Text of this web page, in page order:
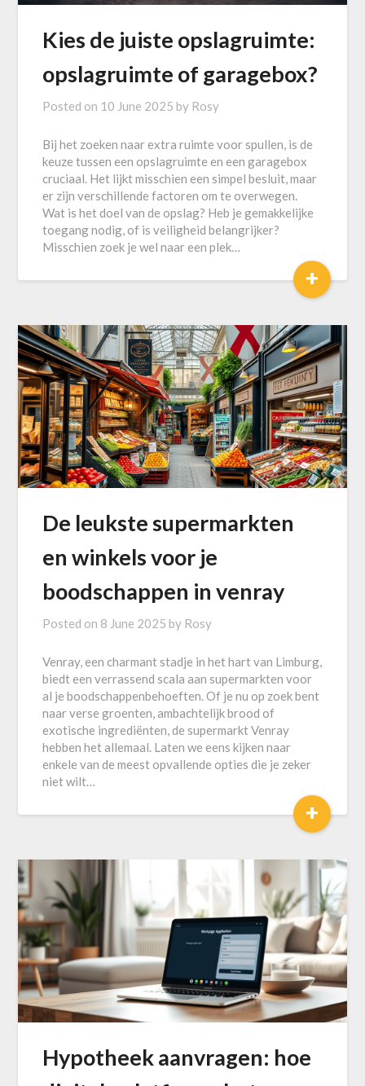
Kies de juiste opslagruimte:
opslagruimte of garagebox?
Posted on 10 June 2025 by Rosy
Bij het zoeken naar extra ruimte voor spullen, is de
keuze tussen een opslagruimte en een garagebox
cruciaal. Het lijkt misschien een simpel besluit, maar
er zijn verschillende factoren om te overwegen.
Wat is het doel van de opslag? Heb je gemakkelijke
toegang nodig, of is veiligheid belangrijker?
Misschien zoek je wel naar een plek…
+
De leukste supermarkten
en winkels voor je
boodschappen in venray
Posted on 8 June 2025 by Rosy
Venray, een charmant stadje in het hart van Limburg,
biedt een verrassend scala aan supermarkten voor
al je boodschappenbehoeften. Of je nu op zoek bent
naar verse groenten, ambachtelijk brood of
exotische ingrediënten, de supermarkt Venray
hebben het allemaal. Laten we eens kijken naar
enkele van de meest opvallende opties die je zeker
niet wilt…
+
Hypotheek aanvragen: hoe